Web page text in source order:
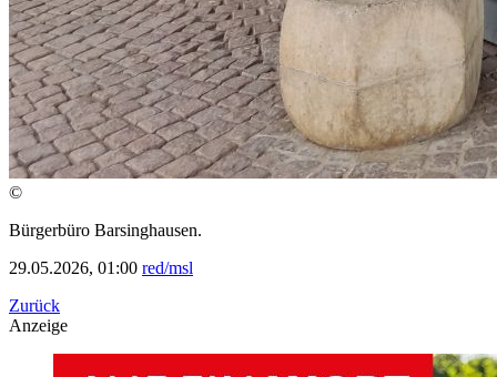
©
Bürgerbüro Barsinghausen.
29.05.2026, 01:00 red/msl
Zurück
Anzeige